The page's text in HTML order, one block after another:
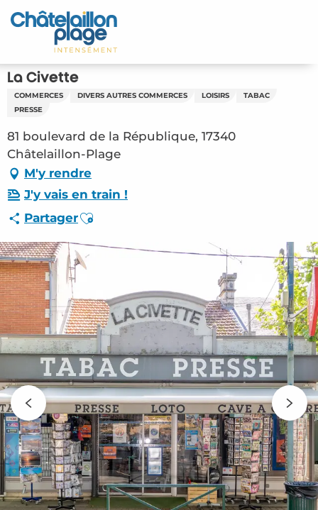
Aller
au
principal
Accueil
Découvrir
Activités
A vivre
Rendez-vous
Espace Pro
La Civette
COMMERCES DIVERS AUTRES COMMERCES LOISIRS
TABAC
PRESSE
81 boulevard de la République, 17340
Châtelaillon-Plage
M'y rendre
J'y vais en train !
PartagerAjouter aux favoris